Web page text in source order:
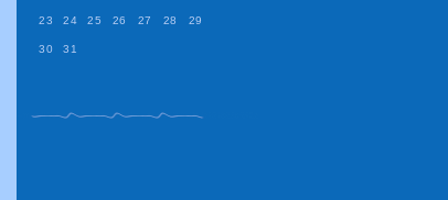
23 24 25 26 27 28 29
30 31